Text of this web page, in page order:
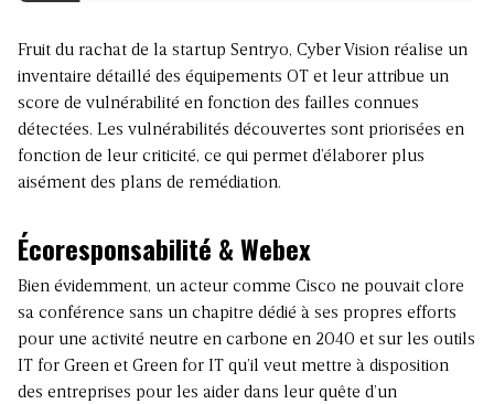
Fruit du rachat de la startup Sentryo, Cyber Vision réalise un
inventaire détaillé des équipements OT et leur attribue un
score de vulnérabilité en fonction des failles connues
détectées. Les vulnérabilités découvertes sont priorisées en
fonction de leur criticité, ce qui permet d’élaborer plus
aisément des plans de remédiation.
Écoresponsabilité & Webex
Bien évidemment, un acteur comme Cisco ne pouvait clore
sa conférence sans un chapitre dédié à ses propres efforts
pour une activité neutre en carbone en 2040 et sur les outils
IT for Green et Green for IT qu’il veut mettre à disposition
des entreprises pour les aider dans leur quête d’un